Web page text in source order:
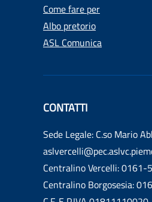
Come fare per
Albo pretorio
ASL Comunica
CONTATTI
Sede Legale: C.so Mario
Centralino Vercelli: 0161-
Centralino Borgosesia: